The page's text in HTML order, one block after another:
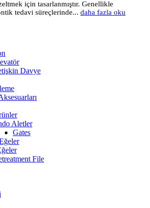
için tasarlanmıştır. Genellikle
tedavi süreçlerinde... daha fazla oku
Davye
Aletler
Gates
File